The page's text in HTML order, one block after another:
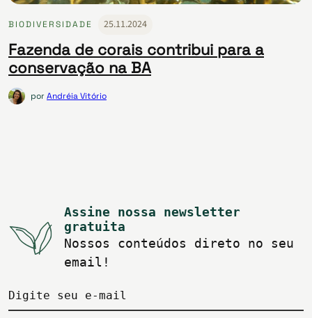
BIODIVERSIDADE 25.11.2024
Fazenda de corais contribui para a
conservação na BA
porAndréia Vitório
Assine nossa newsletter
gratuita
Nossos conteúdos direto no seu
email!
Digite seu e-mail